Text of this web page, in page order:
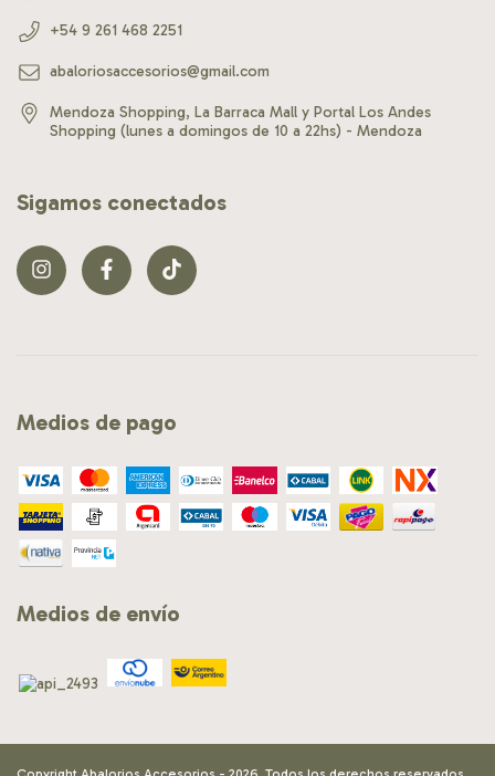
+54 9 261 468 2251
abaloriosaccesorios@gmail.com
Mendoza Shopping, La Barraca Mall y Portal Los Andes
Shopping (lunes a domingos de 10 a 22hs) - Mendoza
Sigamos conectados
Medios de pago
Medios de envío